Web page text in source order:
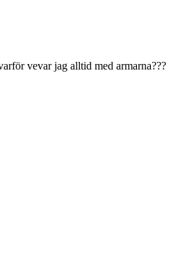
vevar jag alltid med armarna???